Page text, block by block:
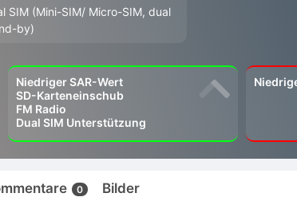
SIM (Mini-SIM/ Micro-SIM, dual
by)
Niedriger SAR-Wert
SD-Karteneinschub
FM Radio
Dual SIM Unterstützung
0 Bilder